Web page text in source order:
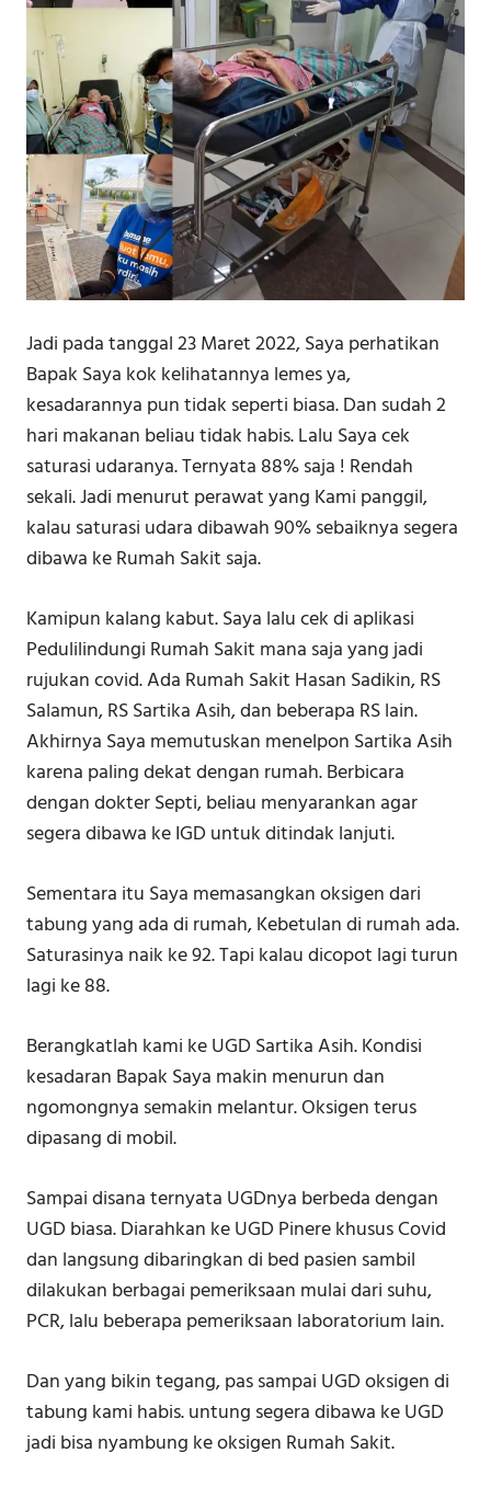
Jadi pada tanggal 23 Maret 2022, Saya perhatikan
Bapak Saya kok kelihatannya lemes ya,
kesadarannya pun tidak seperti biasa. Dan sudah 2
hari makanan beliau tidak habis. Lalu Saya cek
saturasi udaranya. Ternyata 88% saja ! Rendah
sekali. Jadi menurut perawat yang Kami panggil,
kalau saturasi udara dibawah 90% sebaiknya segera
dibawa ke Rumah Sakit saja.
Kamipun kalang kabut. Saya lalu cek di aplikasi
Pedulilindungi Rumah Sakit mana saja yang jadi
rujukan covid. Ada Rumah Sakit Hasan Sadikin, RS
Salamun, RS Sartika Asih, dan beberapa RS lain.
Akhirnya Saya memutuskan menelpon Sartika Asih
karena paling dekat dengan rumah. Berbicara
dengan dokter Septi, beliau menyarankan agar
segera dibawa ke IGD untuk ditindak lanjuti.
Sementara itu Saya memasangkan oksigen dari
tabung yang ada di rumah, Kebetulan di rumah ada.
Saturasinya naik ke 92. Tapi kalau dicopot lagi turun
lagi ke 88.
Berangkatlah kami ke UGD Sartika Asih. Kondisi
kesadaran Bapak Saya makin menurun dan
ngomongnya semakin melantur. Oksigen terus
dipasang di mobil.
Sampai disana ternyata UGDnya berbeda dengan
UGD biasa. Diarahkan ke UGD Pinere khusus Covid
dan langsung dibaringkan di bed pasien sambil
dilakukan berbagai pemeriksaan mulai dari suhu,
PCR, lalu beberapa pemeriksaan laboratorium lain.
Dan yang bikin tegang, pas sampai UGD oksigen di
tabung kami habis. untung segera dibawa ke UGD
jadi bisa nyambung ke oksigen Rumah Sakit.